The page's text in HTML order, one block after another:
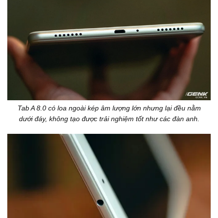
Tab A 8.0 có loa ngoài kép âm lượng lớn nhưng lại đều nằm
dưới đáy, không tạo được trải nghiệm tốt như các đàn anh.